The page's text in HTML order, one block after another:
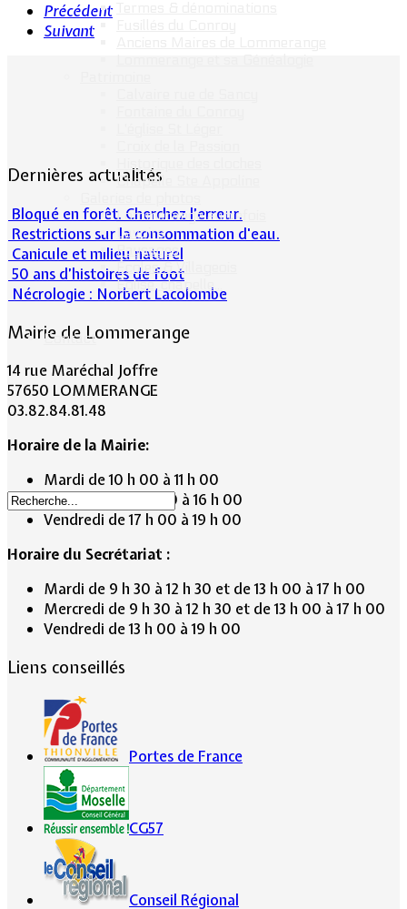
Chapelle Ste Appoline
Lommerange autrefois
Lavoirs
Paysages
Écoles & Villageois
Église, chapelle...
Contact
Précédent
Suivant
Dernières actualités
Bloqué en forêt. Cherchez l’erreur.
Restrictions sur la consommation d'eau.
Canicule et milieu naturel
50 ans d’histoires de foot
Nécrologie : Norbert Lacolombe
Mairie de Lommerange
14 rue Maréchal Joffre
57650 LOMMERANGE
03.82.84.81.48
Horaire de la Mairie:
Mardi de 10 h 00 à 11 h 00
Mercredi de 14 h 00 à 16 h 00
Vendredi de 17 h 00 à 19 h 00
Horaire du Secrétariat :
Mardi de 9 h 30 à 12 h 30 et de 13 h 00 à 17 h 00
Mercredi de 9 h 30 à 12 h 30 et de 13 h 00 à 17 h 00
Vendredi de 13 h 00 à 19 h 00
Liens conseillés
Portes de France
CG57
Conseil Régional